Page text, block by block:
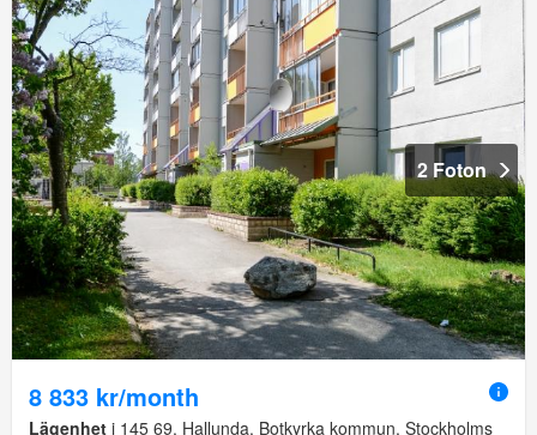
2 Foton
8 833 kr/month
Lägenhet i 145 69, Hallunda, Botkyrka kommun, Stockholms